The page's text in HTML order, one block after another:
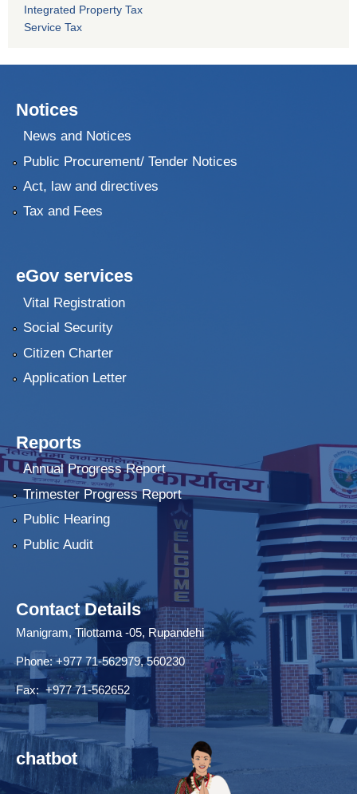
Integrated Property Tax
Service Tax
Notices
News and Notices
Public Procurement/ Tender Notices
Act, law and directives
Tax and Fees
eGov services
Vital Registration
Social Security
Citizen Charter
Application Letter
Reports
Annual Progress Report
Trimester Progress Report
Public Hearing
Public Audit
Contact Details
Manigram, Tilottama -05, Rupandehi
Phone: +977 71-562979, 560230
Fax: +977 71-562652
chatbot